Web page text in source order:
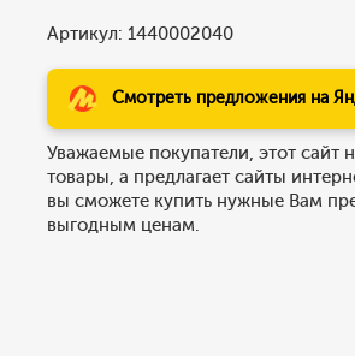
Артикул: 1440002040
Смотреть предложения на
Уважаемые покупатели, этот сайт
товары, а предлагает сайты
вы сможете купить нужные Вам
выгодным ценам.